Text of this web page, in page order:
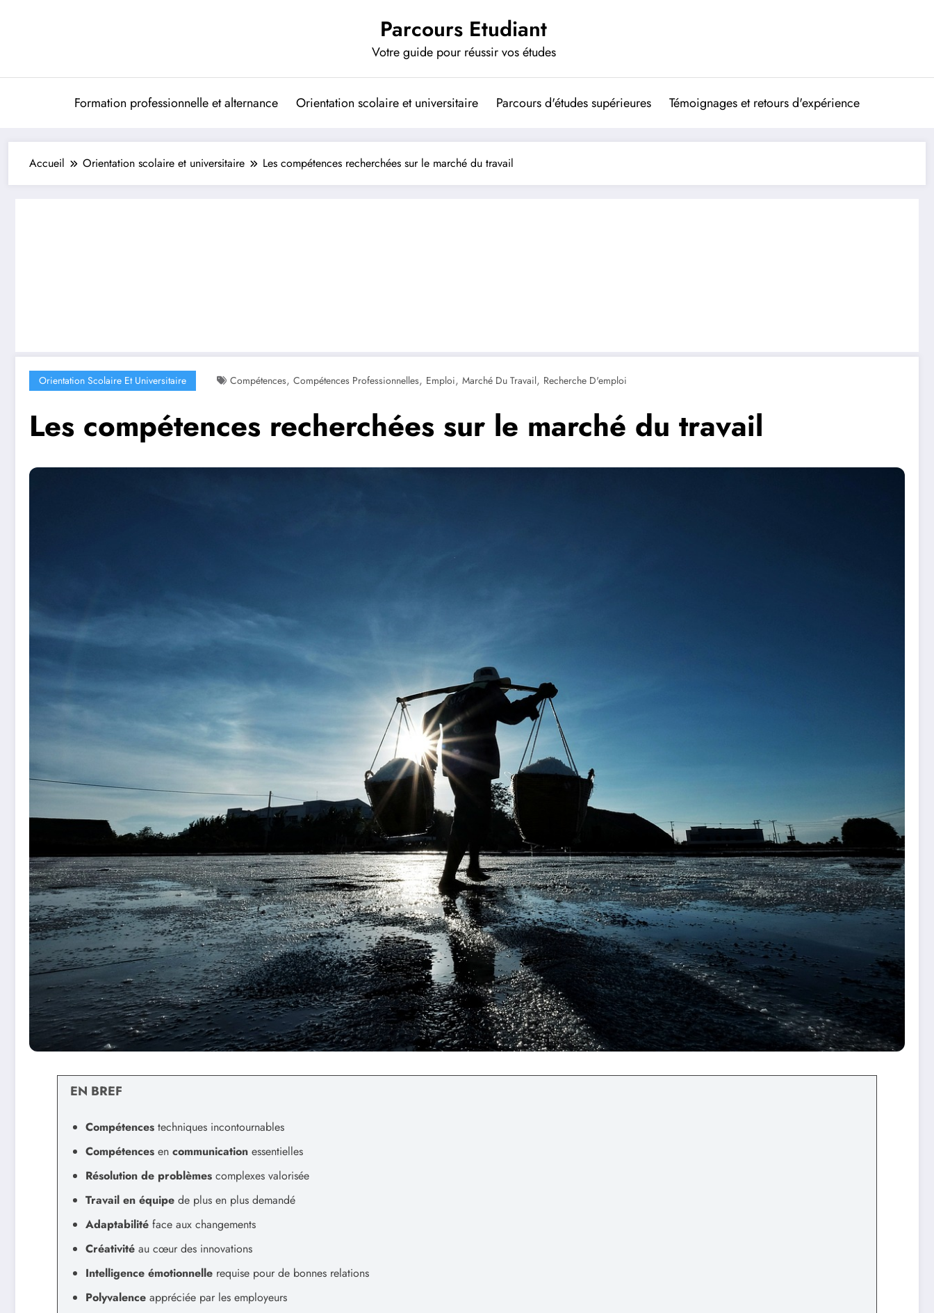
Parcours Etudiant
Votre guide pour réussir vos études
Formation professionnelle et alternance Orientation scolaire et universitaire Parcours d'études supérieures Témoignages et retours d'expérience
Accueil Orientation scolaire et universitaire Les compétences recherchées sur le marché du travail
Orientation Scolaire Et Universitaire Compétences, Compétences Professionnelles, Emploi, Marché Du Travail, Recherche D'emploi
Les compétences recherchées sur le marché du travail
EN BREF
Compétences techniques incontournables
Compétences en communication essentielles
Résolution de problèmes complexes valorisée
Travail en équipe de plus en plus demandé
Adaptabilité face aux changements
Créativité au cœur des innovations
Intelligence émotionnelle requise pour de bonnes relations
Polyvalence appréciée par les employeurs